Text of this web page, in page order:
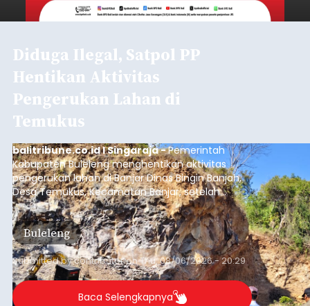
Diduga Ilegal, Satpol PP
Hentikan Aktivitas
Pengerukan Lahan di
Temukus
balitribune.co.id I Singaraja -Pemerintah
Kabupaten Buleleng menghentikan aktivitas
pengerukan lahan di Banjar Dinas Bingin Banjah,
Desa Temukus, Kecamatan Banjar, setelah
ditemukan indikasi kegiatan pengambilan
material yang tidak sesuai dengan peruntukan
kawasan.
Buleleng
Submitted bycontributoronThu, 08/06/2026 - 20:29
Baca Selengkapnya